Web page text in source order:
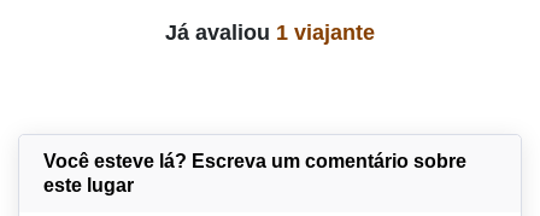
Já avaliou 1 viajante
Você esteve lá? Escreva um comentário sobre
este lugar